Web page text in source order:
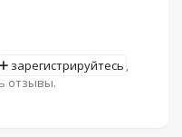
зарегистрируйтесь ,
отзывы.